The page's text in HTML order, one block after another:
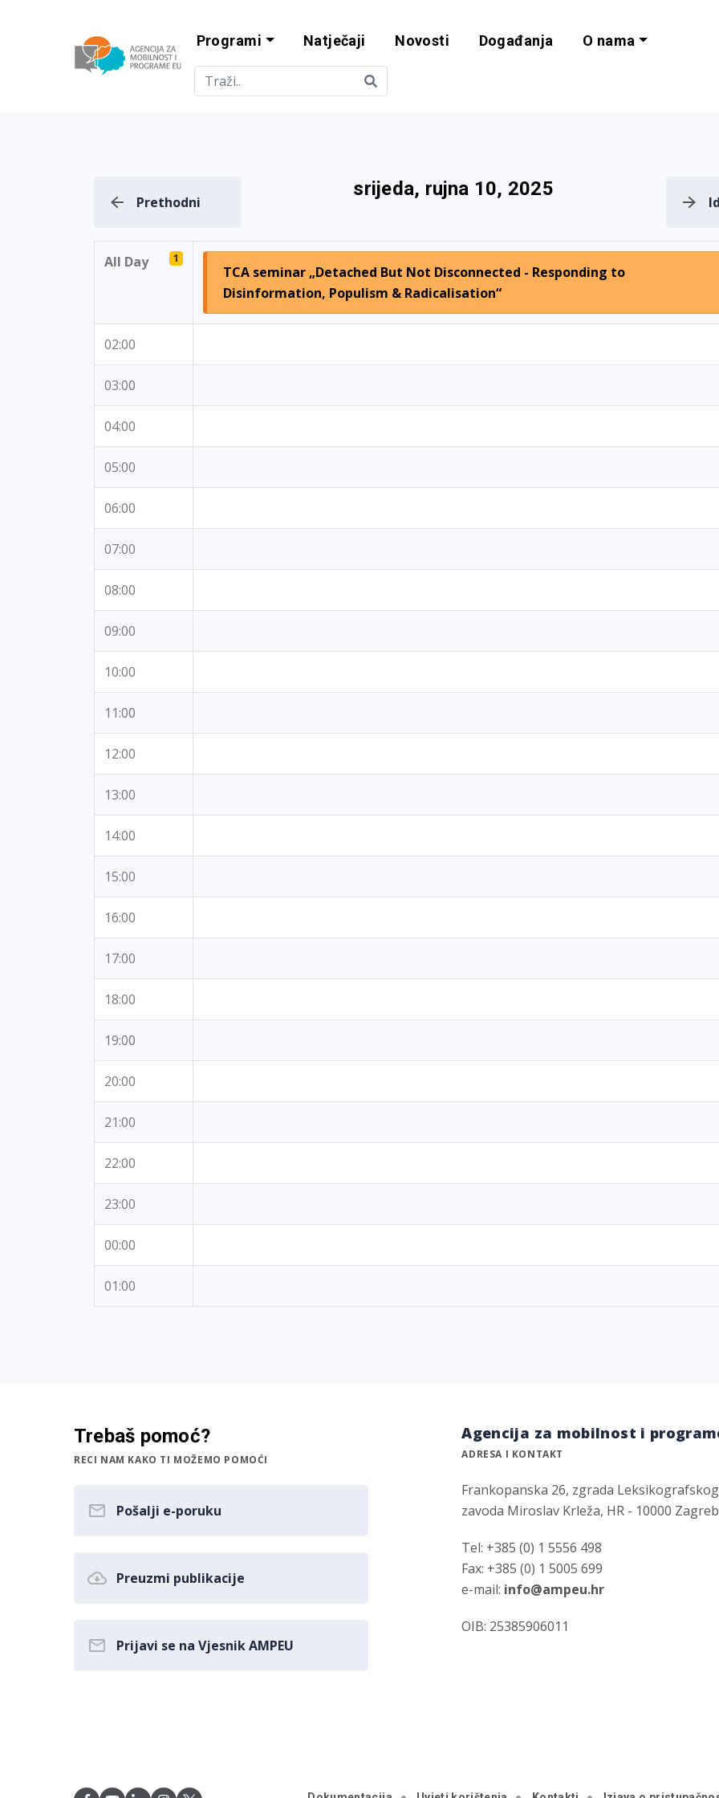
Agencija za mobilnost i
Programi Natječaji Novosti Događanja O nama
Prethodni
srijeda, rujna 10, 2025
All Day 1
TCA seminar „Detached But Not Disconnected - Responding to
Disinformation, Populism & Radicalisation“
02:00
03:00
04:00
05:00
06:00
07:00
08:00
09:00
10:00
11:00
12:00
13:00
14:00
15:00
16:00
17:00
18:00
19:00
20:00
21:00
22:00
23:00
00:00
01:00
Trebaš pomoć?
RECI NAM KAKO TI MOŽEMO POMOĆI
Pošalji e-poruku
Preuzmi publikacije
Prijavi se na Vjesnik AMPEU
Agencija za mobilnost i
ADRESA I KONTAKT
Frankopanska 26, zgrada Leksikografskog
zavoda Miroslav Krleža, HR - 10000 Zagreb
Tel: +385 (0) 1 5556 498
Fax: +385 (0) 1 5005 699
e-mail: info@ampeu.hr
OIB: 25385906011